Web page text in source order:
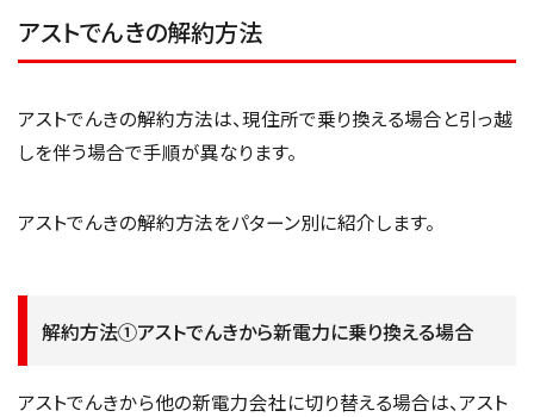
アストでんきの解約方法
アストでんきの解約方法は、現住所で乗り換える場合と引っ越
しを伴う場合で手順が異なります。
アストでんきの解約方法をパターン別に紹介します。
解約方法①アストでんきから新電力に乗り換える場合
アストでんきから他の新電力会社に切り替える場合は、アスト